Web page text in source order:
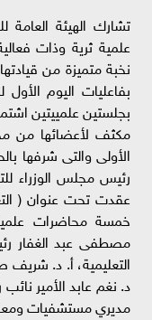
تشارك الهيئة العامة
علمية ثرية وذات
نخبة متميزة من
بفاعليات اليوم
مكثف لأعضائها من
الأولى والتى شرفها
رئيس مجلس الوزراء
عقدت تحت عنوان (
خمسة محاضرات
مصطفى عبد الغفار
التعليمية، أ. د. شريف
د. نغم عابد الأمير
مديري مستشفيات